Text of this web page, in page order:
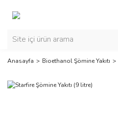
Anasayfa Bioethanol Şömine Yakıtı